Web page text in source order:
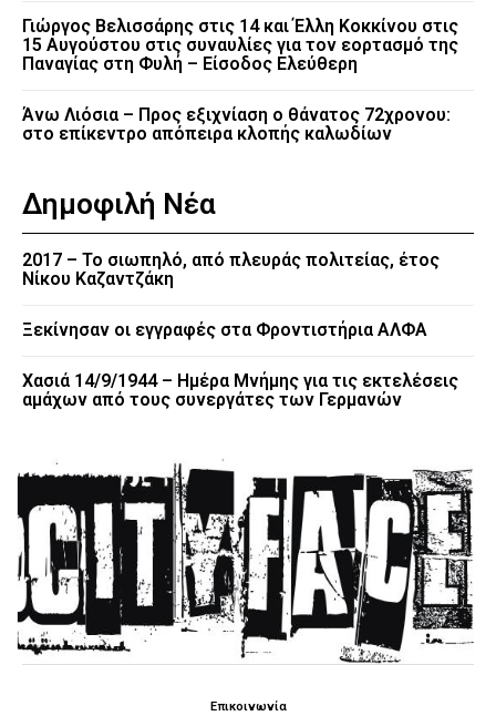
Γιώργος Βελισσάρης στις 14 και Έλλη Κοκκίνου στις
15 Αυγούστου στις συναυλίες για τον εορτασμό της
Παναγίας στη Φυλή – Είσοδος Ελεύθερη
Άνω Λιόσια – Προς εξιχνίαση ο θάνατος 72χρονου:
στο επίκεντρο απόπειρα κλοπής καλωδίων
Δημοφιλή Νέα
2017 – Το σιωπηλό, από πλευράς πολιτείας, έτος
Νίκου Καζαντζάκη
Ξεκίνησαν οι εγγραφές στα Φροντιστήρια ΑΛΦΑ
Χασιά 14/9/1944 – Ημέρα Μνήμης για τις εκτελέσεις
αμάχων από τους συνεργάτες των Γερμανών
Επικοινωνία